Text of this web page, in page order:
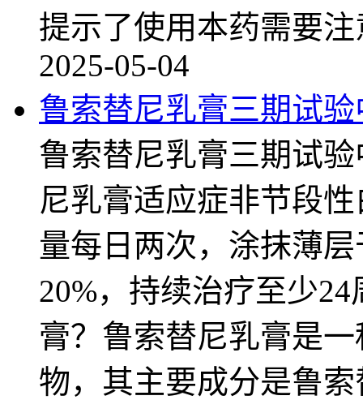
提示了使用本药需要
2025-05-04
鲁索替尼乳膏三期试
鲁索替尼乳膏三期试
尼乳膏适应症非节段
量每日两次，涂抹薄
20%，持续治疗至少
膏？鲁索替尼乳膏是
物，其主要成分是鲁